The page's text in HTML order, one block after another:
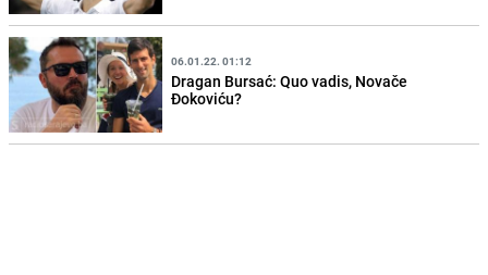
06.01.22. 01:12
Dragan Bursać: Quo vadis, Novače
Đokoviću?